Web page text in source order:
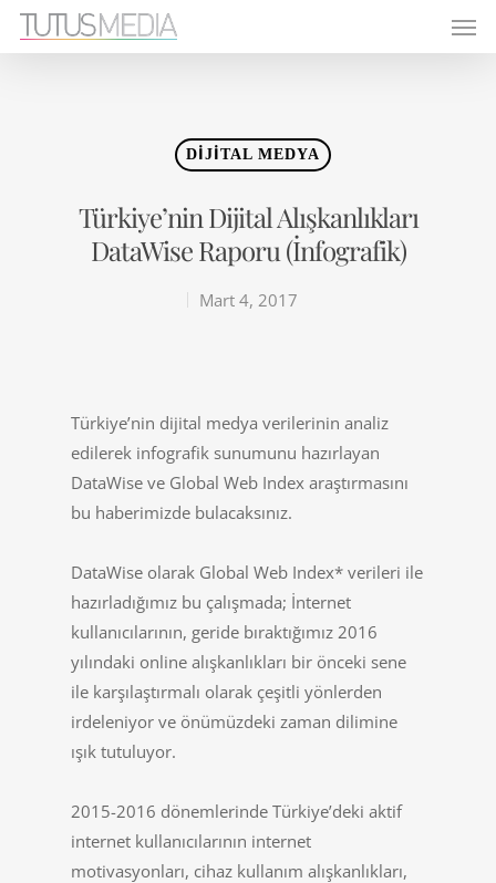
DIJITAL MEDYA
Türkiye’nin Dijital Alışkanlıkları
DataWise Raporu (İnfografik)
Mart 4, 2017
Türkiye’nin dijital medya verilerinin analiz
edilerek infografik sunumunu hazırlayan
DataWise ve Global Web Index araştırmasını
bu haberimizde bulacaksınız.
DataWise olarak Global Web Index* verileri ile
hazırladığımız bu çalışmada; İnternet
kullanıcılarının, geride bıraktığımız 2016
yılındaki online alışkanlıkları bir önceki sene
ile karşılaştırmalı olarak çeşitli yönlerden
irdeleniyor ve önümüzdeki zaman dilimine
ışık tutuluyor.
2015-2016 dönemlerinde Türkiye’deki aktif
internet kullanıcılarının internet
motivasyonları, cihaz kullanım alışkanlıkları,